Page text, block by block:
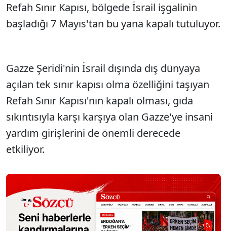
Refah Sınır Kapısı, bölgede İsrail işgalinin
başladığı 7 Mayıs'tan bu yana kapalı tutuluyor.
Gazze Şeridi'nin İsrail dışında dış dünyaya
açılan tek sınır kapısı olma özelliğini taşıyan
Refah Sınır Kapısı'nın kapalı olması, gıda
sıkıntısıyla karşı karşıya olan Gazze'ye insani
yardım girişlerini de önemli derecede
etkiliyor.